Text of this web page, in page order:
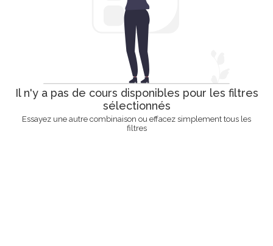
Il n'y a pas de cours disponibles pour les filtres
sélectionnés
Essayez une autre combinaison ou effacez simplement tous les
filtres